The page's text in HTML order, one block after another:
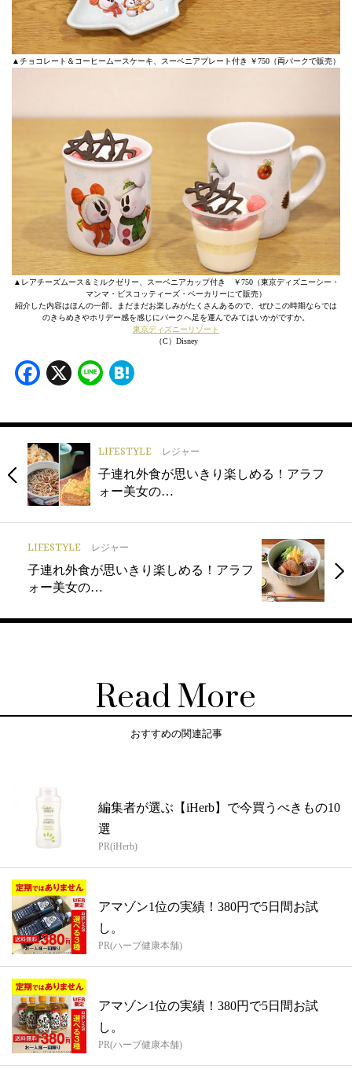
▲チョコレート＆コーヒームースケーキ、スーベニアプレート付き ￥750（両パークで販売）
▲レアチーズムース＆ミルクゼリー、スーベニアカップ付き ￥750（東京ディズニーシー・
マンマ・ビスコッティーズ・ベーカリーにて販売）
紹介した内容はほんの一部。まだまだお楽しみがたくさんあるので、ぜひこの時期ならでは
のきらめきやホリデー感を感じにパークへ足を運んでみてはいかがですか。
東京ディズニーリゾート
（C）Disney
Facebook
X Line
LIFESTYLE レジャー
子連れ外食が思いきり楽しめる！アラフ
ォー美女の…
LIFESTYLE レジャー
子連れ外食が思いきり楽しめる！アラフ
ォー美女の…
Read More
おすすめの関連記事
編集者が選ぶ【iHerb】で今買うべきもの10
選
PR(iHerb)
アマゾン1位の実績！380円で5日間お試
し。
PR(ハーブ健康本舗)
アマゾン1位の実績！380円で5日間お試
し。
PR(ハーブ健康本舗)